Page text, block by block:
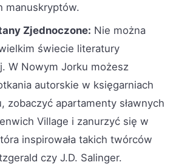
manuskryptów.
Zjednoczone: Nie można
świecie literatury
W Nowym Jorku możesz
autorskie w księgarniach
zobaczyć apartamenty sławnych
Village i zanurzyć się w
inspirowała takich twórców
czy J.D. Salinger.